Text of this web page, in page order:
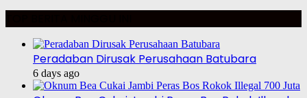
Peradaban Dirusak Perusahaan Batubara
6 days ago